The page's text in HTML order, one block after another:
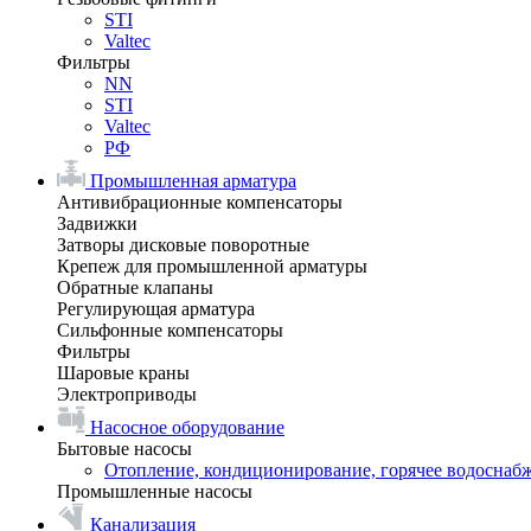
STI
Valtec
Фильтры
NN
STI
Valtec
РФ
Промышленная арматура
Антивибрационные компенсаторы
Задвижки
Затворы дисковые поворотные
Крепеж для промышленной арматуры
Обратные клапаны
Регулирующая арматура
Сильфонные компенсаторы
Фильтры
Шаровые краны
Электроприводы
Насосное оборудование
Бытовые насосы
Отопление, кондиционирование, горячее
Промышленные насосы
Канализация